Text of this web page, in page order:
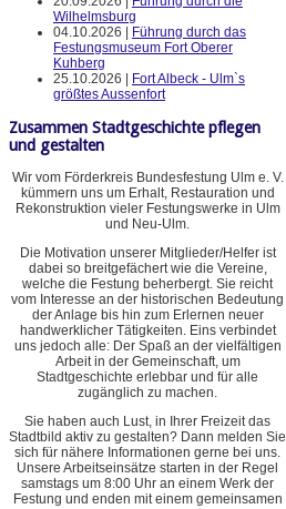
Wilhelmsburg
04.10.2026 |
Führung durch das
Festungsmuseum Fort Oberer
Kuhberg
25.10.2026 |
Fort Albeck - Ulm`s
größtes Aussenfort
Zusammen Stadtgeschichte pflegen
und gestalten
Wir vom Förderkreis Bundesfestung Ulm e. V.
kümmern uns um Erhalt, Restauration und
Rekonstruktion vieler Festungswerke in Ulm
und Neu-Ulm.
Die Motivation unserer Mitglieder/Helfer ist
dabei so breitgefächert wie die Vereine,
welche die Festung beherbergt. Sie reicht
vom Interesse an der historischen Bedeutung
der Anlage bis hin zum Erlernen neuer
handwerklicher Tätigkeiten. Eins verbindet
uns jedoch alle: Der Spaß an der vielfältigen
Arbeit in der Gemeinschaft, um
Stadtgeschichte erlebbar und für alle
zugänglich zu machen.
Sie haben auch Lust, in Ihrer Freizeit das
Stadtbild aktiv zu gestalten? Dann melden Sie
sich für nähere Informationen gerne bei uns.
Unsere Arbeitseinsätze starten in der Regel
samstags um 8:00 Uhr an einem Werk der
Festung und enden mit einem gemeinsamen